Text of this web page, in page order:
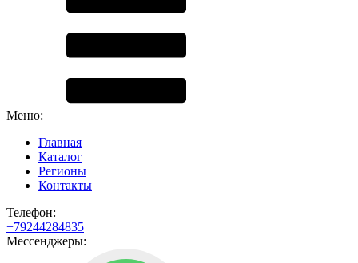
Меню:
Главная
Каталог
Регионы
Контакты
Телефон:
+79244284835
Мессенджеры: